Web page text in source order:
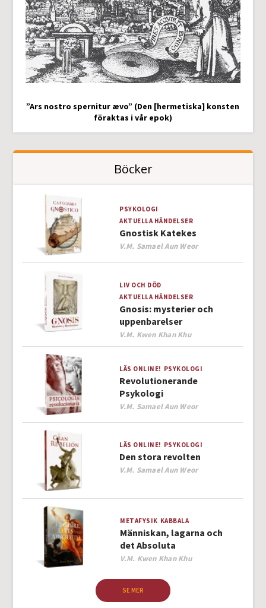
”Ars nostro spernitur ævo” (Den [hermetiska] konsten
föraktas i vår epok)
Böcker
PSYKOLOGI
AKTUELLA HÄNDELSER
Gnostisk Katekes
Author
V.M. Samael Aun Weor
LIV OCH DÖD
AKTUELLA HÄNDELSER
Gnosis: mysterier och
uppenbarelser
Author
V.M. Kwen Khan Khu
LÄS ONLINE! PSYKOLOGI
Revolutionerande
Psykologi
Author
V.M. Samael Aun Weor
LÄS ONLINE! PSYKOLOGI
Den stora revolten
Author
V.M. Samael Aun Weor
METAFYSIK KABBALA
Människan, lagarna och
det Absoluta
Author
V.M. Kwen Khan Khu
SE MER